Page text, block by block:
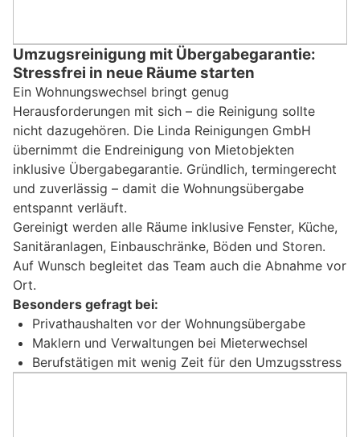
Umzugsreinigung mit Übergabegarantie:
Stressfrei in neue Räume starten
Ein Wohnungswechsel bringt genug
Herausforderungen mit sich – die Reinigung sollte
nicht dazugehören. Die Linda Reinigungen GmbH
übernimmt die Endreinigung von Mietobjekten
inklusive Übergabegarantie. Gründlich, termingerecht
und zuverlässig – damit die Wohnungsübergabe
entspannt verläuft.
Gereinigt werden alle Räume inklusive Fenster, Küche,
Sanitäranlagen, Einbauschränke, Böden und Storen.
Auf Wunsch begleitet das Team auch die Abnahme vor
Ort.
Besonders gefragt bei:
Privathaushalten vor der Wohnungsübergabe
Maklern und Verwaltungen bei Mieterwechsel
Berufstätigen mit wenig Zeit für den Umzugsstress